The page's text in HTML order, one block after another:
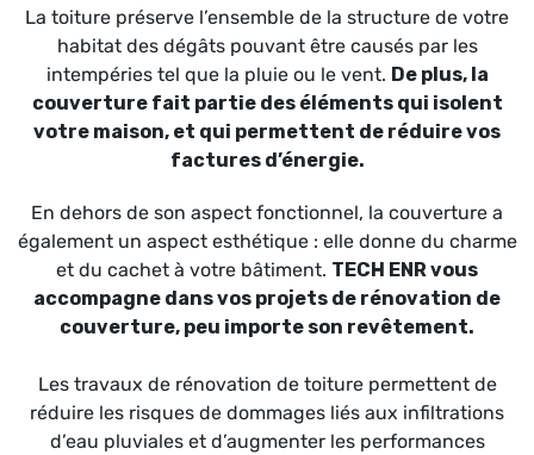
La toiture préserve l’ensemble de la structure de votre
habitat des dégâts pouvant être causés par les
intempéries tel que la pluie ou le vent. De plus, la
couverture fait partie des éléments qui isolent
votre maison, et qui permettent de réduire vos
factures d’énergie.
En dehors de son aspect fonctionnel, la couverture a
également un aspect esthétique : elle donne du charme
et du cachet à votre bâtiment. TECH ENR vous
accompagne dans vos projets de rénovation de
couverture, peu importe son revêtement.
Les travaux de rénovation de toiture permettent de
réduire les risques de dommages liés aux infiltrations
d’eau pluviales et d’augmenter les performances